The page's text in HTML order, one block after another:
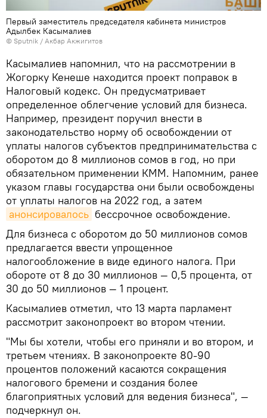
Первый заместитель председателя кабинета министров
Адылбек Касымалиев
© Sputnik / Акбар Акжигитов
Касымалиев напомнил, что на рассмотрении в
Жогорку Кенеше находится проект поправок в
Налоговый кодекс. Он предусматривает
определенное облегчение условий для бизнеса.
Например, президент поручил внести в
законодательство норму об освобождении от
уплаты налогов субъектов предпринимательства с
оборотом до 8 миллионов сомов в год, но при
обязательном применении КММ. Напомним, ранее
указом главы государства они были освобождены
от уплаты налогов на 2022 год, а затем
анонсировалось бессрочное освобождение.
Для бизнеса с оборотом до 50 миллионов сомов
предлагается ввести упрощенное
налогообложение в виде единого налога. При
обороте от 8 до 30 миллионов — 0,5 процента, от
30 до 50 миллионов — 1 процент.
Касымалиев отметил, что 13 марта парламент
рассмотрит законопроект во втором чтении.
"Мы бы хотели, чтобы его приняли и во втором, и
третьем чтениях. В законопроекте 80-90
процентов положений касаются сокращения
налогового бремени и создания более
благоприятных условий для ведения бизнеса", —
подчеркнул он.